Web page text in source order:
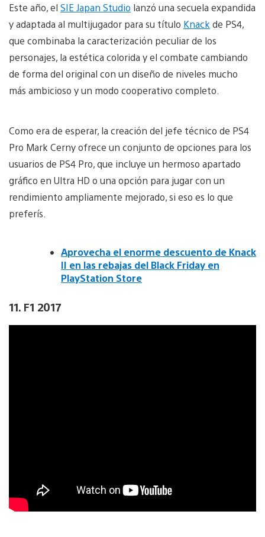
Este año, el SIE Japan Studio lanzó una secuela expandida
y adaptada al multijugador para su título Knack de PS4,
que combinaba la caracterización peculiar de los
personajes, la estética colorida y el combate cambiando
de forma del original con un diseño de niveles mucho
más ambicioso y un modo cooperativo completo.
Como era de esperar, la creación del jefe técnico de PS4
Pro Mark Cerny ofrece un conjunto de opciones para los
usuarios de PS4 Pro, que incluye un hermoso apartado
gráfico en Ultra HD o una opción para jugar con un
rendimiento ampliamente mejorado, si eso es lo que
preferís.
Aprovecha el enorme descuento de Knack
II en las rebajas del Black Friday en
PlayStation Store
11. F1 2017